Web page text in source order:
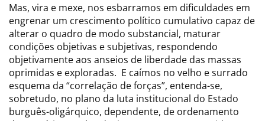
Mas, vira e mexe, nos esbarramos em dificuldades em
engrenar um crescimento político cumulativo capaz de
alterar o quadro de modo substancial, maturar
condições objetivas e subjetivas, respondendo
objetivamente aos anseios de liberdade das massas
oprimidas e exploradas. E caímos no velho e surrado
esquema da “correlação de forças”, entenda-se,
sobretudo, no plano da luta institucional do Estado
burguês-oligárquico, dependente, de ordenamento